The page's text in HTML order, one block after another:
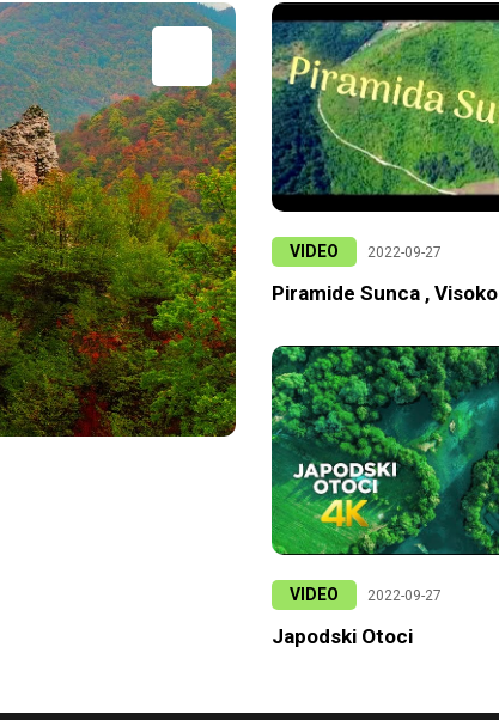
VIDEO 2022-09-27
Piramide Sunca , Visoko
VIDEO 2022-09-27
Japodski Otoci